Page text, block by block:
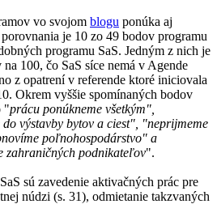
vo svojom blogu ponúka aj
je 10 zo 49 bodov programu
programu SaS. Jedným z nich je
100, čo SaS síce nemá v Agende
z opatrení v referende ktoré iniciovala
Okrem vyššie spomínaných bodov
"prácu ponúkneme všetkým",
do výstavby bytov a ciest", "neprijmeme
poľnohospodárstvo" a
zahraničných podnikateľov".
SaS sú zavedenie aktivačných prác pre
núdzi (s. 31), odmietanie takzvaných